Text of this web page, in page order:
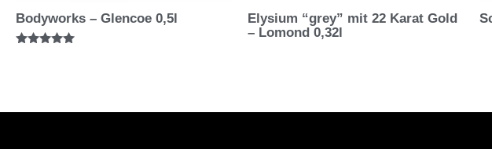
Bodyworks – Glencoe 0,5l
Elysium “grey” mit 22 Karat Gold
– Lomond 0,32l